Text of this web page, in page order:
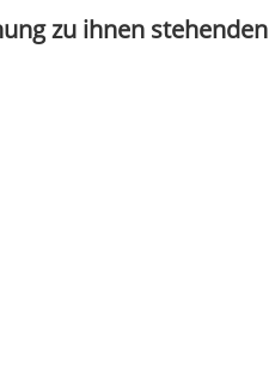
zu ihnen stehenden